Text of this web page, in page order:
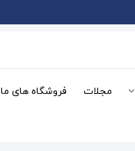
مجلات فروشگاه های ما